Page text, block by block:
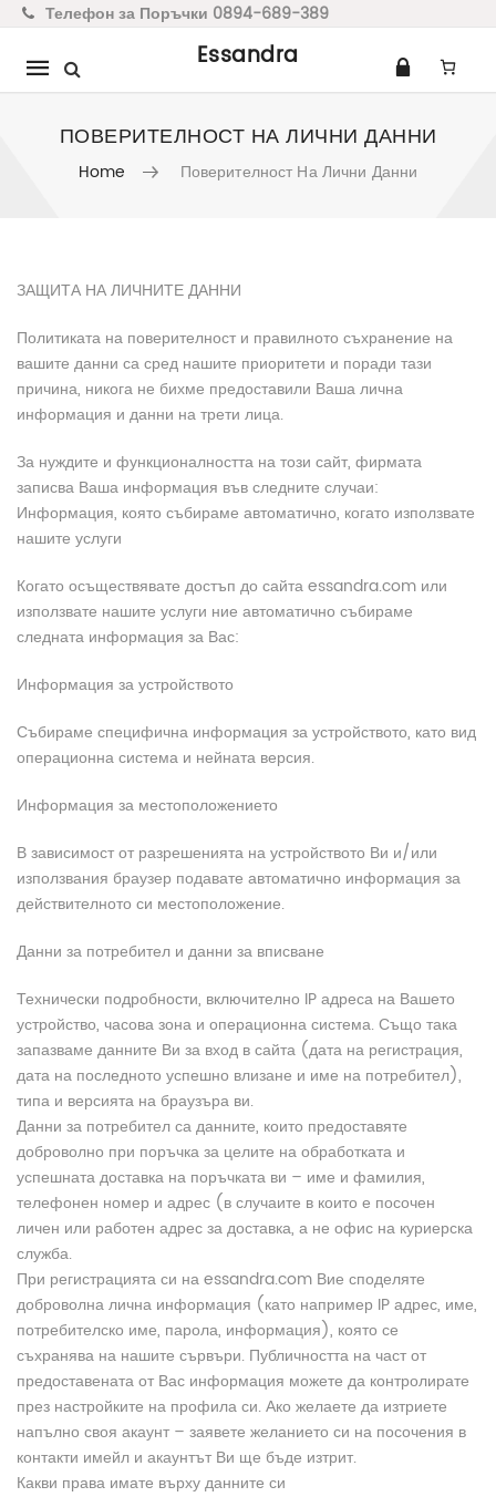
Телефон за Поръчки 0894-689-389
Mobile
Essandra
ПОВЕРИТЕЛНОСТ НА ЛИЧНИ ДАННИ
Home Поверителност На Лични Данни
ЗАЩИТА НА ЛИЧНИТЕ ДАННИ
Политиката на поверителност и правилното съхранение на
вашите данни са сред нашите приоритети и поради тази
причина, никога не бихме предоставили Ваша лична
информация и данни на трети лица.
За нуждите и функционалността на този сайт, фирмата
записва Ваша информация във следните случаи:
Информация, която събираме автоматично, когато използвате
нашите услуги
Когато осъществявате достъп до сайта essandra.com или
използвате нашите услуги ние автоматично събираме
следната информация за Вас:
Информация за устройството
Събираме специфична информация за устройството, като вид
операционна система и нейната версия.
Информация за местоположението
В зависимост от разрешенията на устройството Ви и/или
използвания браузер подавате автоматично информация за
действителното си местоположение.
Данни за потребител и данни за вписване
Технически подробности, включително IP адреса на Вашето
устройство, часова зона и операционна система. Също така
запазваме данните Ви за вход в сайта (дата на регистрация,
дата на последното успешно влизане и име на потребител),
типа и версията на браузъра ви.
Данни за потребител са данните, които предоставяте
доброволно при поръчка за целите на обработката и
успешната доставка на поръчката ви – име и фамилия,
телефонен номер и адрес (в случаите в които е посочен
личен или работен адрес за доставка, а не офис на куриерска
служба.
При регистрацията си на essandra.com Вие споделяте
доброволна лична информация (като например IP адрес, име,
потребителско име, парола, информация), която се
съхранява на нашите сървъри. Публичността на част от
предоставената от Вас информация можете да контролирате
през настройките на профила си. Ако желаете да изтриете
напълно своя акаунт – заявете желанието си на посочения в
контакти имейл и акаунтът Ви ще бъде изтрит.
Какви права имате върху данните си